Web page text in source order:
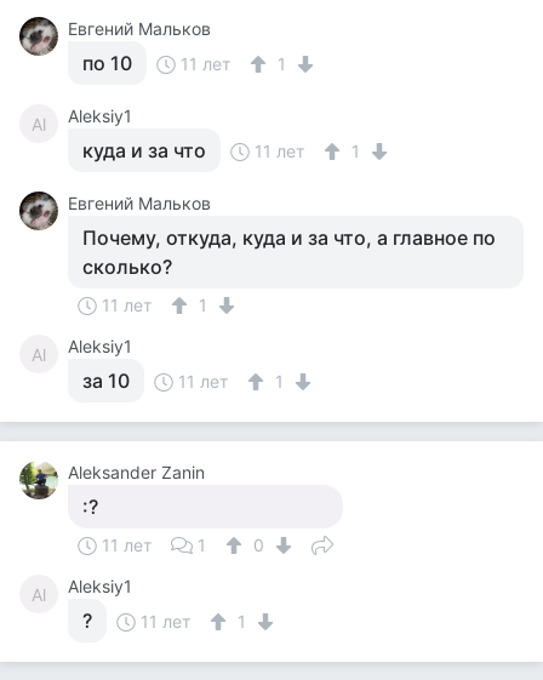
Евгений Мальков
по 10 11 лет 1
Al Aleksiy1
куда и за что 11 лет 1
Евгений Мальков
Почему, откуда, куда и за что, а главное по
сколько?
11 лет 1
Al Aleksiy1
за 10 11 лет 1
Aleksander Zanin
:?
11 лет 1 0
Al Aleksiy1
? 11 лет 1